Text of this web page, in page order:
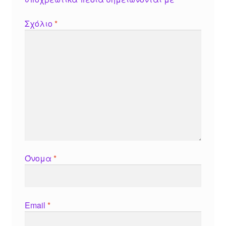
Σχόλιο*
Όνομα *
Email *